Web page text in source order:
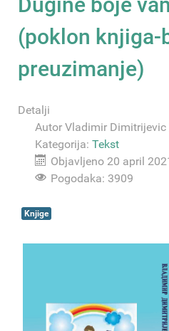
(poklon knjiga-
preuzimanje)
Detalji
Autor Vladimir Dimitrijevic
Kategorija: Tekst
Objavljeno 20 april
Pogodaka: 3909
Knjige